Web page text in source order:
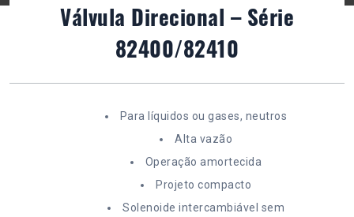
Válvula Direcional – Série
82400/82410
Para líquidos ou gases, neutros
Alta vazão
Operação amortecida
Projeto compacto
Solenoide intercambiável sem